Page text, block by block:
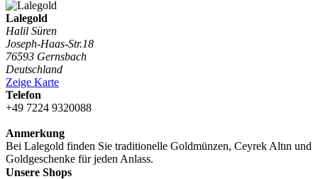
Lalegold
Halil Süren
Joseph-Haas-Str.18
76593 Gernsbach
Deutschland
Zeige Karte
Telefon
+49 7224 9320088
Anmerkung
Bei Lalegold finden Sie traditionelle Goldmünzen, Ceyrek Altın und
Goldgeschenke für jeden Anlass.
Unsere Shops